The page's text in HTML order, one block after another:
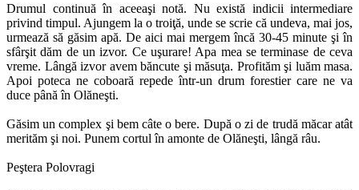
Drumul continuă în aceeaşi notă. Nu există indicii intermediare
privind timpul. Ajungem la o troiţă, unde se scrie că undeva, mai jos,
urmează să găsim apă. De aici mai mergem încă 30-45 minute şi în
sfârşit dăm de un izvor. Ce uşurare! Apa mea se terminase de ceva
vreme. Lângă izvor avem băncute şi măsuţa. Profităm şi luăm masa.
Apoi poteca ne coboară repede într-un drum forestier care ne va
duce până în Olăneşti.
Găsim un complex şi bem câte o bere. După o zi de trudă măcar atât
merităm şi noi. Punem cortul în amonte de Olăneşti, lângă râu.
Peştera Polovragi